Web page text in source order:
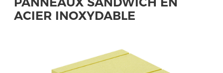
ACIER INOXYDABLE